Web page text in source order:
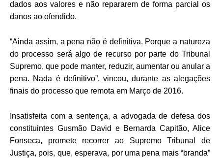
dados aos valores e não repararem de forma parcial os
danos ao ofendido.
“Ainda assim, a pena não é definitiva. Porque a natureza
do processo será algo de recurso por parte do Tribunal
Supremo, que pode manter, reduzir, aumentar ou anular a
pena. Nada é definitivo”, vincou, durante as alegações
finais do processo que remota em Março de 2016.
Insatisfeita com a sentença, a advogada de defesa dos
constituintes Gusmão David e Bernarda Capitão, Alice
Fonseca, promete recorrer ao Supremo Tribunal de
Justiça, pois, que, esperava, por uma pena mais “branda”